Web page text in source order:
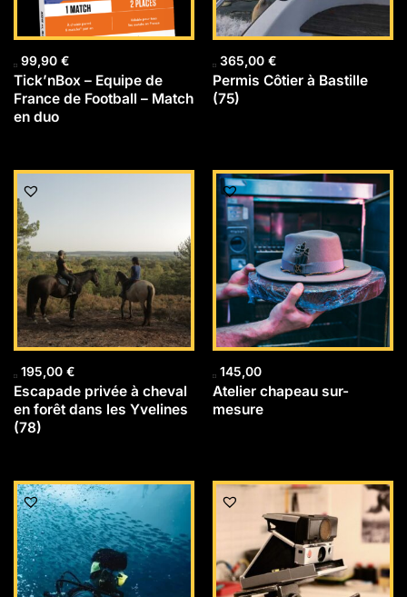
99,90 €
Tick’nBox – Equipe de
France de Football – Match
en duo
365,00 €
Permis Côtier à Bastille
(75)
195,00 €
Escapade privée à cheval
en forêt dans les Yvelines
(78)
145,00
Atelier chapeau sur-
mesure